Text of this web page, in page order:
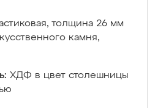
толщина 26 мм
камня,
ХДФ в цвет столешницы